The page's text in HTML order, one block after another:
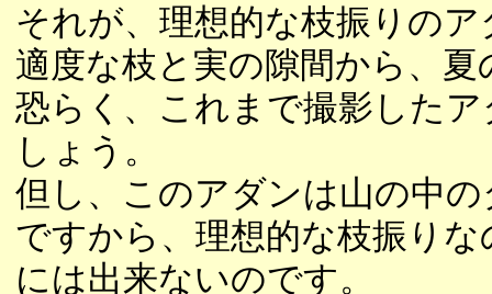
それが、理想的な枝振りの
適度な枝と実の隙間から、
恐らく、これまで撮影した
しょう。
但し、このアダンは山の中
ですから、理想的な枝振り
には出来ないのです。